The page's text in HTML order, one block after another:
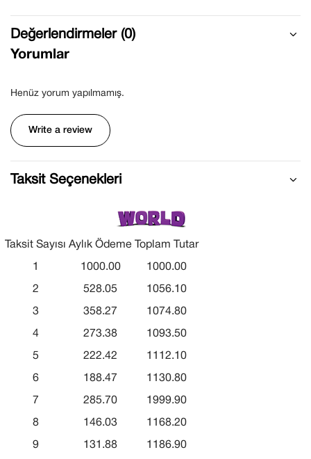
Değerlendirmeler (0)
Yorumlar
Henüz yorum yapılmamış.
Write a review
Taksit Seçenekleri
Taksit Sayısı Aylık Ödeme Toplam Tutar
1 1000.00 1000.00
2 528.05 1056.10
3 358.27 1074.80
4 273.38 1093.50
5 222.42 1112.10
6 188.47 1130.80
7 285.70 1999.90
8 146.03 1168.20
9 131.88 1186.90